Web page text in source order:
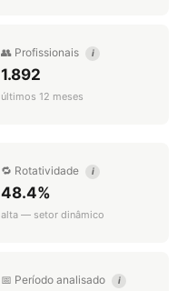
👥 Profissionais i
1.892
últimos 12 meses
🔁 Rotatividade i
48.4%
alta — setor dinâmico
📅 Período analisado i